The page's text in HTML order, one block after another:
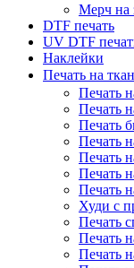
Мерч на
DTF печать
UV DTF
Наклейки
Печать на
Печать
Печать
Печать
Печать
Печать
Печать
Печать
Худи с
Печать
Печать
Печать